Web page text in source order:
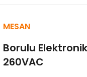
MESAN
Borulu
260VAC